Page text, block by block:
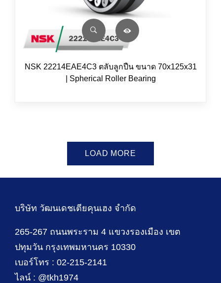
NSK 22214EAE4C3 ตลับลูกปืน ขนาด 70x125x31
| Spherical Roller Bearing
LOAD MORE
บริษัท วัฒนเดชเตียคุนเฮง จำกัด
265-267 ถนนพระราม 4 แขวงรองเมือง เขต
ปทุมวัน กรุงเทพมหานคร 10330
เบอร์โทร : 02-215-2141
ไลน์ : @tkh1974